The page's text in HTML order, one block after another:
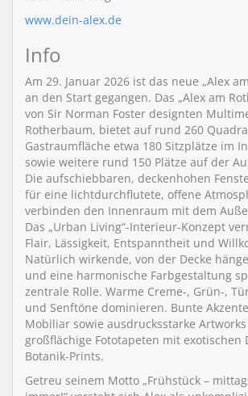
www.dein-alex.de
Info
Am 29. Januar 2026 ist das neue „Alex
an den Start gegangen. Das „Alex am
von Sir Norman Foster designten
Rotherbaum, bietet auf rund 260
Gastraumfläche etwa 180 Sitzplätze im
sowie weitere rund 150 Plätze auf der
Die aufschiebbaren, deckenhohen
für eine lichtdurchflutete, offene
verbinden den Innenraum mit dem
Das „Urban Living“-Interieur-Konzept
Flair, Lässigkeit, Entspanntheit und
Natürlich wirkende, von der Decke
und eine harmonische Farbgestaltung
zentrale Rolle. Warme Creme-, Grün-,
und Senftöne dominieren. Bunte
Mobiliar sowie ausdrucksstarke
großflächige Fototapeten mit exotischen
Botanik-Prints.
Getreu seinem Motto „Frühstück –